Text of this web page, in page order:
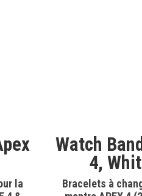
la
Watch
4,
Bracelets à